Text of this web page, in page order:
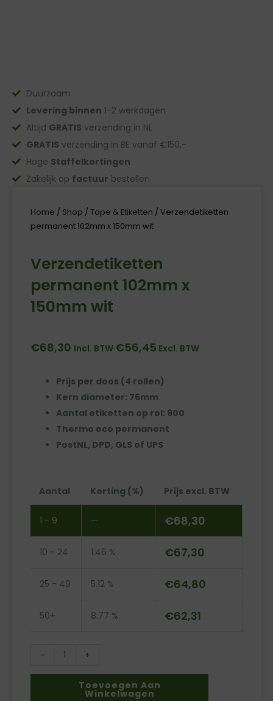
Duurzaam
Levering binnen 1-2 werkdagen
Altijd GRATIS verzending in NL
GRATIS verzending in BE vanaf €150,-
Hoge Staffelkortingen
Zakelijk op factuur bestellen
Home / Shop / Tape & Etiketten / Verzendetiketten
permanent 102mm x 150mm wit
Verzendetiketten
permanent 102mm x
150mm wit
€68,30 Incl. BTW €56,45 Excl. BTW
Prijs per doos (4 rollen)
Kern diameter: 76mm
Aantal etiketten op rol: 900
Thermo eco permanent
PostNL, DPD, GLS of UPS
Aantal Korting (%) Prijs excl. BTW
1 - 9 — €68,30
10 - 24 1.46 % €67,30
25 - 49 5.12 % €64,80
50+ 8.77 % €62,31
-
Verzendetiketten
102mm
150mm
aantal
+
Toevoegen Aan
Winkelwagen